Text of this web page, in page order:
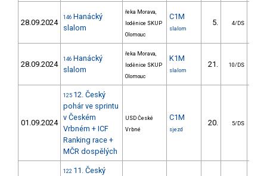
28.09.2024
146 Hanácký
slalom
řeka Morava,
loděnice SKUP
Olomouc
C1M
slalom
5. 4/DS
28.09.2024
146 Hanácký
slalom
řeka Morava,
loděnice SKUP
Olomouc
K1M
slalom
21. 10/DS
01.09.2024
125 12. Český
pohár ve sprintu
v Českém
Vrbném + ICF
Ranking race +
MČR dospělých
USD České
Vrbné
C1M
sjezd
20. 5/DS
122 11. Český